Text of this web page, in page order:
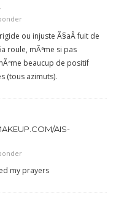
ou injuste Ã§aÂ fuit de
roule, mÃªme si pas
beaucup de positif
(tous azimuts).
AIS-
my prayers